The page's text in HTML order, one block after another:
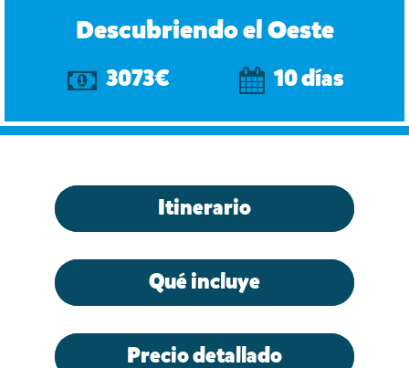
Descubriendo el Oeste
3073€ 10 días
Itinerario
Qué incluye
Precio detallado